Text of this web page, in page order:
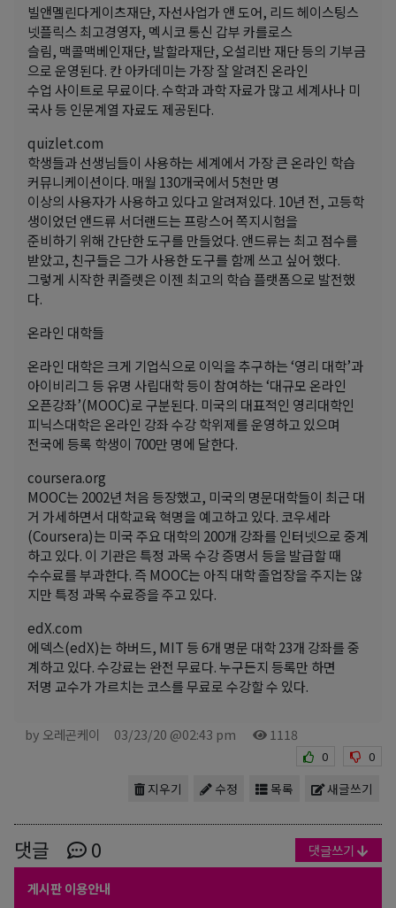
빌앤멜린다게이츠재단, 자선사업가 앤 도어, 리드 헤이스팅스
넷플릭스 최고경영자, 멕시코 통신 갑부 카를로스
슬림, 맥콜맥베인재단, 발할라재단, 오설리반 재단 등의 기부금
으로 운영된다. 칸 아카데미는 가장 잘 알려진 온라인
수업 사이트로 무료이다. 수학과 과학 자료가 많고 세계사나 미
국사 등 인문계열 자료도 제공된다.
quizlet.com
학생들과 선생님들이 사용하는 세계에서 가장 큰 온라인 학습
커뮤니케이션이다. 매월 130개국에서 5천만 명
이상의 사용자가 사용하고 있다고 알려져있다. 10년 전, 고등학
생이었던 앤드류 서더랜드는 프랑스어 쪽지시험을
준비하기 위해 간단한 도구를 만들었다. 앤드류는 최고 점수를
받았고, 친구들은 그가 사용한 도구를 함께 쓰고 싶어 했다.
그렇게 시작한 퀴즐렛은 이젠 최고의 학습 플랫폼으로 발전했
다.
온라인 대학들
온라인 대학은 크게 기업식으로 이익을 추구하는 ‘영리 대학’과
아이비리그 등 유명 사립대학 등이 참여하는 ‘대규모 온라인
오픈강좌’(MOOC)로 구분된다. 미국의 대표적인 영리대학인
피닉스대학은 온라인 강좌 수강 학위제를 운영하고 있으며
전국에 등록 학생이 700만 명에 달한다.
coursera.org
MOOC는 2002년 처음 등장했고, 미국의 명문대학들이 최근 대
거 가세하면서 대학교육 혁명을 예고하고 있다. 코우세라
(Coursera)는 미국 주요 대학의 200개 강좌를 인터넷으로 중계
하고 있다. 이 기관은 특정 과목 수강 증명서 등을 발급할 때
수수료를 부과한다. 즉 MOOC는 아직 대학 졸업장을 주지는 않
지만 특정 과목 수료증을 주고 있다.
edX.com
에덱스(edX)는 하버드, MIT 등 6개 명문 대학 23개 강좌를 중
계하고 있다. 수강료는 완전 무료다. 누구든지 등록만 하면
저명 교수가 가르치는 코스를 무료로 수강할 수 있다.
by 오레곤케이 03/23/20 @02:43 pm 1118
0 0
새글쓰기
목록
수정
지우기
댓글 0 댓글쓰기
게시판 이용안내